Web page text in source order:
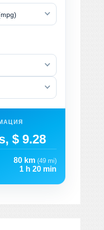
$ 9.28
80 km (49 mi)
1 h 20 min